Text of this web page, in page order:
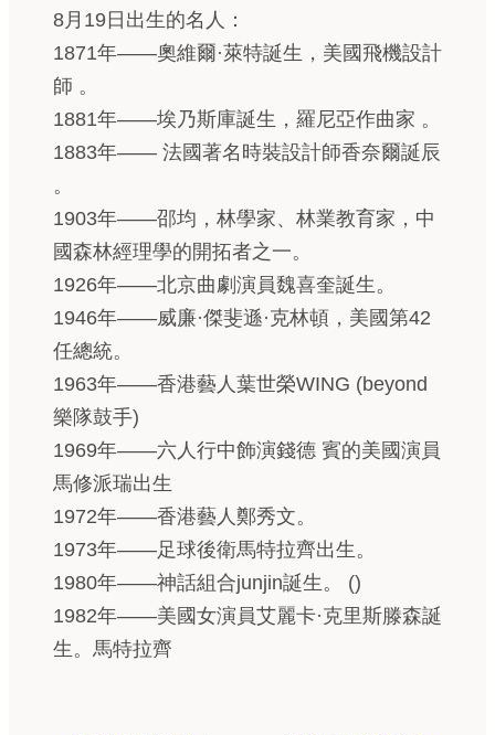
8月19日出生的名人：
1871年——奧維爾·萊特誕生，美國飛機設計
師 。
1881年——埃乃斯庫誕生，羅尼亞作曲家 。
1883年—— 法國著名時裝設計師香奈爾誕辰
。
1903年——邵均，林學家、林業教育家，中
國森林經理學的開拓者之一。
1926年——北京曲劇演員魏喜奎誕生。
1946年——威廉·傑斐遜·克林頓，美國第42
任總統。
1963年——香港藝人葉世榮WING (beyond
樂隊鼓手)
1969年——六人行中飾演錢德 賓的美國演員
馬修派瑞出生
1972年——香港藝人鄭秀文。
1973年——足球後衛馬特拉齊出生。
1980年——神話組合junjin誕生。 ()
1982年——美國女演員艾麗卡·克里斯滕森誕
生。馬特拉齊